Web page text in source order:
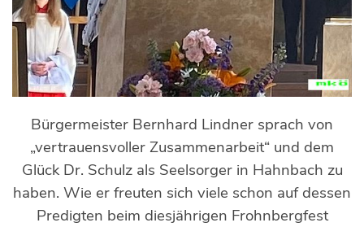
Bürgermeister Bernhard Lindner sprach von
„vertrauensvoller Zusammenarbeit“ und dem
Glück Dr. Schulz als Seelsorger in Hahnbach zu
haben. Wie er freuten sich viele schon auf dessen
Predigten beim diesjährigen Frohnbergfest